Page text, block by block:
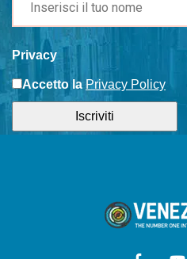
Privacy
Accetto la Privacy Policy